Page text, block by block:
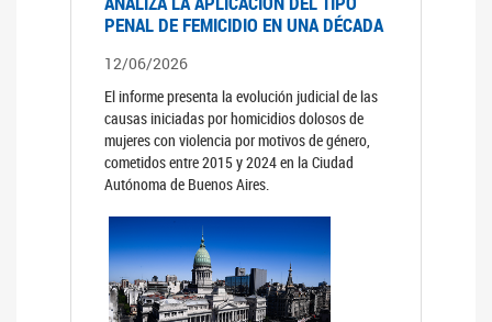
PENAL DE FEMICIDIO EN UNA DÉCADA
12/06/2026
El informe presenta la evolución judicial de las
causas iniciadas por homicidios dolosos de
mujeres con violencia por motivos de género,
cometidos entre 2015 y 2024 en la Ciudad
Autónoma de Buenos Aires.